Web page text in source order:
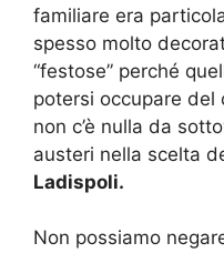
familiare era
spesso molto
“festose” perché
potersi occupare del
non c’è nulla da
austeri nella scelta
Ladispoli.
Non possiamo